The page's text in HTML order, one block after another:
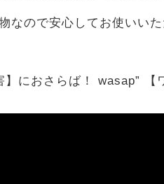
なので安心してお使いいた
におさらば！ wasap” 【